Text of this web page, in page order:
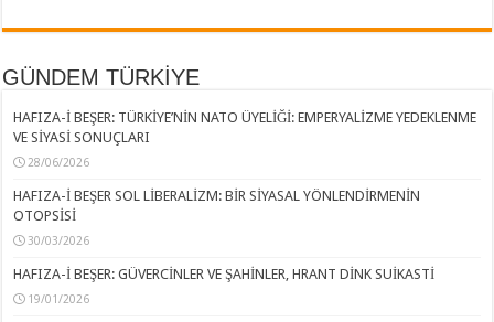
GÜNDEM TÜRKİYE
HAFIZA-İ BEŞER: TÜRKİYE’NİN NATO ÜYELİĞİ: EMPERYALİZME YEDEKLENME
VE SİYASİ SONUÇLARI
28/06/2026
HAFIZA-İ BEŞER SOL LİBERALİZM: BİR SİYASAL YÖNLENDİRMENİN
OTOPSİSİ
30/03/2026
HAFIZA-İ BEŞER: GÜVERCİNLER VE ŞAHİNLER, HRANT DİNK SUİKASTİ
19/01/2026